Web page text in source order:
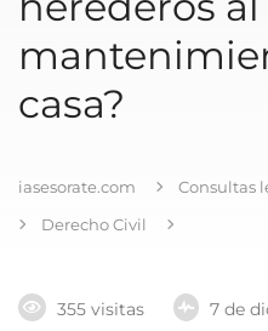
casa?
iasesorate.com
Consultas
Derecho Civil
355 visitas
7 de